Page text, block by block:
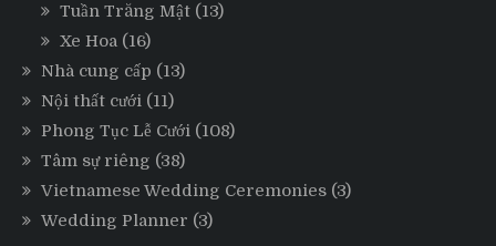
Tuần Trăng Mật (13)
Xe Hoa (16)
Nhà cung cấp (13)
Nội thất cưới (11)
Phong Tục Lễ Cưới (108)
Tâm sự riêng (38)
Vietnamese Wedding Ceremonies (3)
Wedding Planner (3)